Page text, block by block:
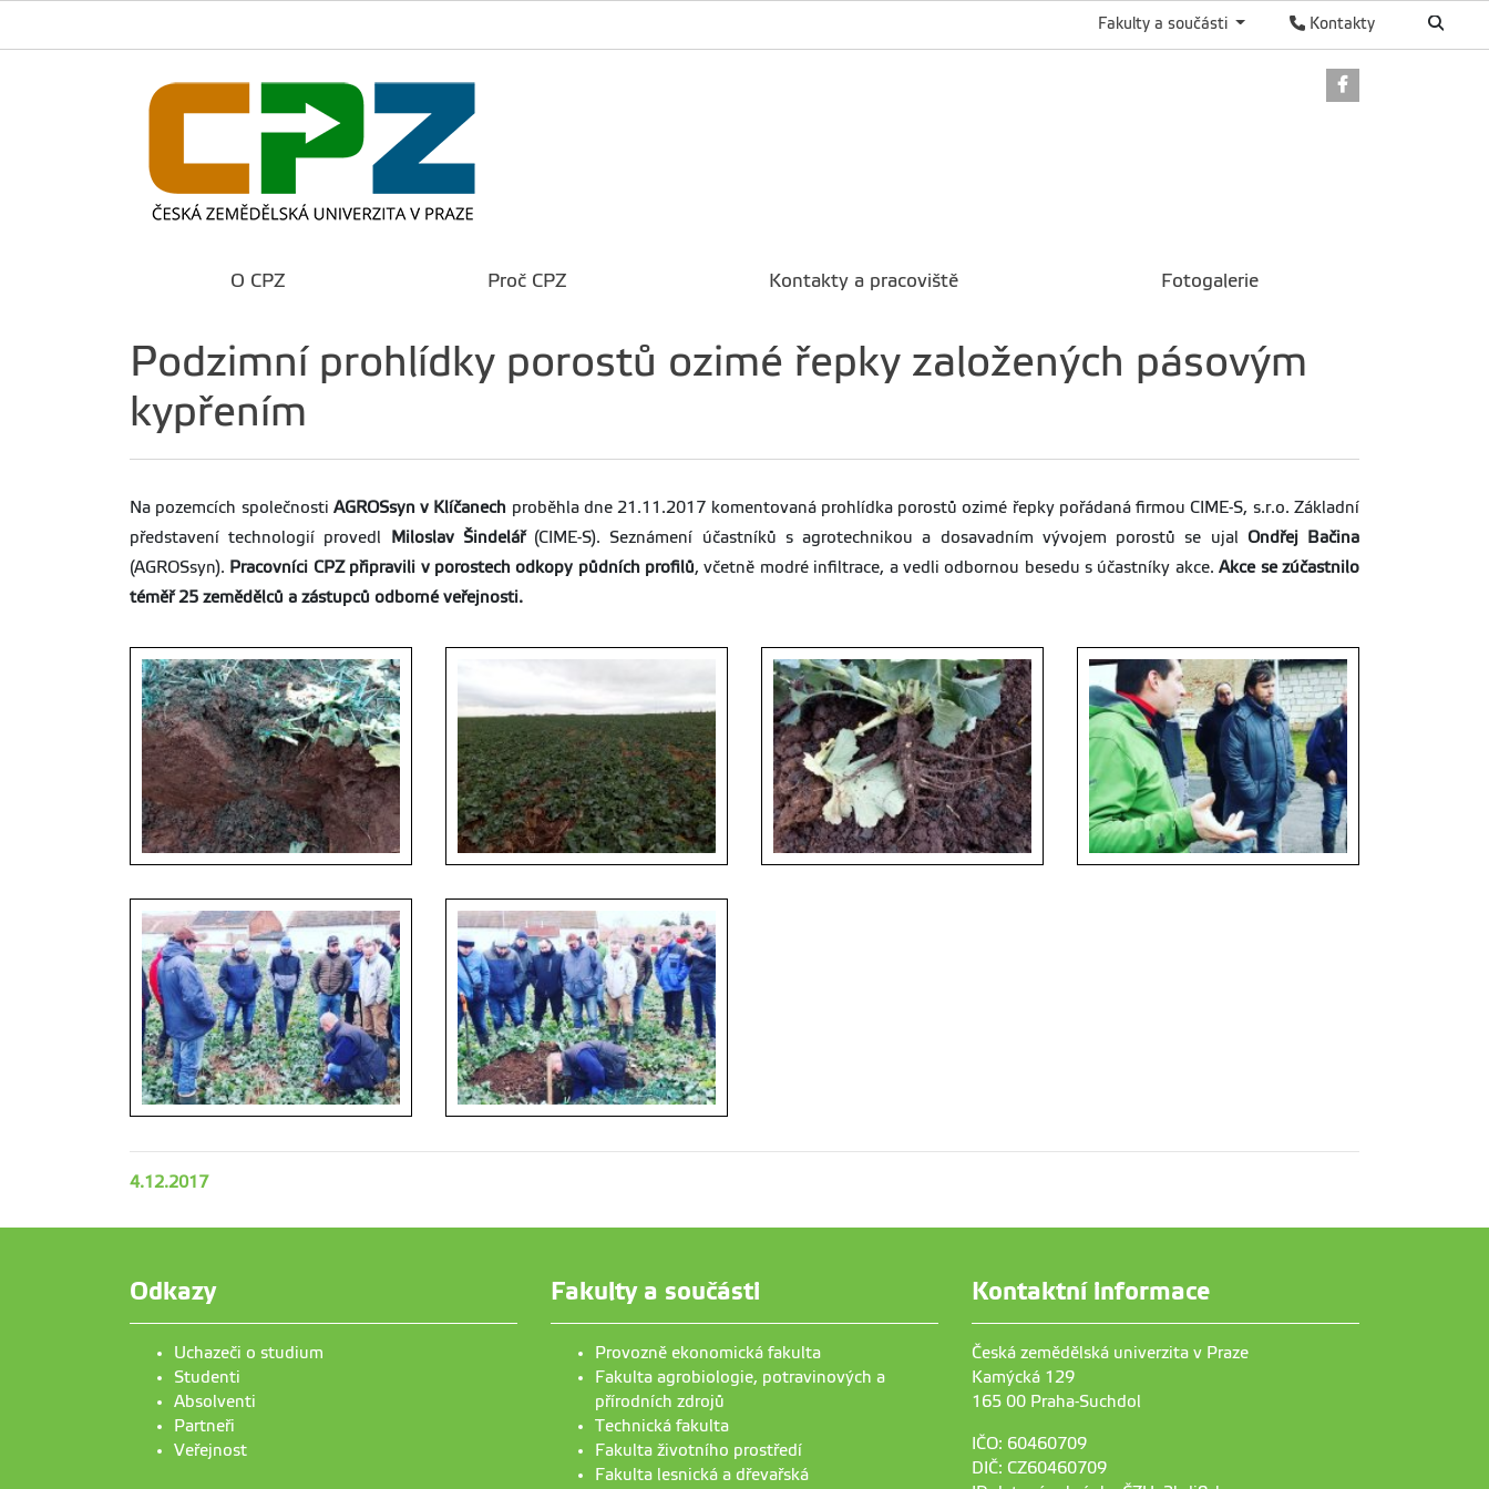
Kontakty
Fakulty a součásti
O CPZ Proč CPZ Kontakty a pracoviště Fotogalerie
Podzimní prohlídky porostů ozimé řepky založených pásovým
kypřením
Na pozemcích společnosti AGROSsyn v Klíčanech proběhla dne 21.11.2017 komentovaná prohlídka porostů ozimé řepky pořádaná firmou CIME-S, s.r.o. Základní
představení technologií provedl
Miloslav Šindelář(CIME-S). Seznámení účastníků s agrotechnikou a dosavadním vývojem porostů se ujal Ondřej Bačina
(AGROSsyn). Pracovníci CPZ připravili v porostech odkopy půdních profilů, včetně modré infiltrace, a vedli odbornou besedu s účastníky akce.Akce se zúčastnilo
téměř 25 zemědělců a zástupců odborné veřejnosti.
4.12.2017
Odkazy
Uchazeči o studium
Studenti
Absolventi
Partneři
Veřejnost
Fakulty a součásti
Provozně ekonomická fakulta
Fakulta agrobiologie, potravinových a
přírodních zdrojů
Technická fakulta
Fakulta životního prostředí
Fakulta lesnická a dřevařská
Kontaktní informace
Česká zemědělská univerzita v Praze
Kamýcká 129
165 00 Praha-Suchdol
IČO: 60460709
DIČ: CZ60460709